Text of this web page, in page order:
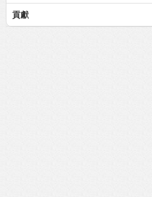
貢獻